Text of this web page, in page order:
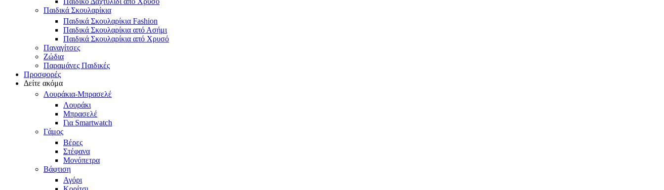
Παιδικά Σκουλαρίκια
Παιδικά Σκουλαρίκια Fashion
Παιδικά Σκουλαρίκια από Ασήμι
Παιδικά Σκουλαρίκια από Χρυσό
Παναγίτσες
Ζώδια
Παραμάνες Παιδικές
Προσφορές
Δείτε ακόμα
Λουράκια-Μπρασελέ
Λουράκι
Μπρασελέ
Για Smartwatch
Γάμος
Βέρες
Στέφανα
Μονόπετρα
Βάφτιση
Αγόρι